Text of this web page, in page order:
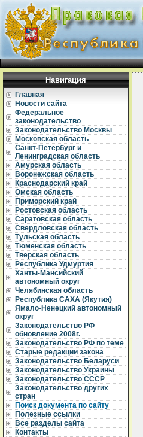
Навигация
Главная
Новости сайта
Федеральное
законодательство
Законодательство Москвы
Московская область
Санкт-Петербург и
Ленинградская область
Амурская область
Воронежская область
Краснодарский край
Омская область
Приморский край
Ростовская область
Саратовская область
Свердловская область
Тульская область
Тюменская область
Тверская область
Республика Удмуртия
Ханты-Мансийский
автономный округ
Челябинская область
Республика САХА (Якутия)
Ямало-Ненецкий автономный
округ
Законодательство РФ
обновление 2008г.
Законодательство РФ по теме
Старые редакции закона
Законодательство Беларуси
Законодательство Украины
Законодательство СССР
Законодательство других
стран
Поиск документа по сайту
Полезные ссылки
Все разделы сайта
Контакты